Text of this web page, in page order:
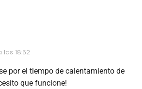
las 18:52
por el tiempo de calentamiento de
que funcione!